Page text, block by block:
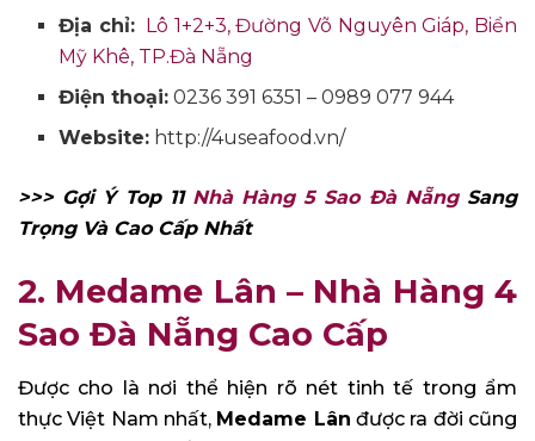
Địa chỉ: Lô 1+2+3, Đường Võ Nguyên Giáp, Biển
Mỹ Khê, TP.Đà Nẵng
Điện thoại: 0236 391 6351 – 0989 077 944
Website: http://4useafood.vn/
>>> Gợi Ý Top 11 Nhà Hàng 5 Sao Đà NẵngSang
Trọng Và Cao Cấp Nhất
2. Medame Lân – Nhà Hàng 4
Sao Đà Nẵng Cao Cấp
Được cho là nơi thể hiện rõ nét tinh tế trong ẩm
thực Việt Nam nhất, Medame Lân được ra đời cũng